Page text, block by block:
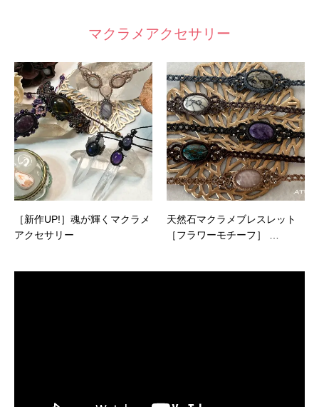
マクラメアクセサリー
［新作UP!］魂が輝くマクラメ
アクセサリー
天然石マクラメブレスレット
［フラワーモチーフ］ …